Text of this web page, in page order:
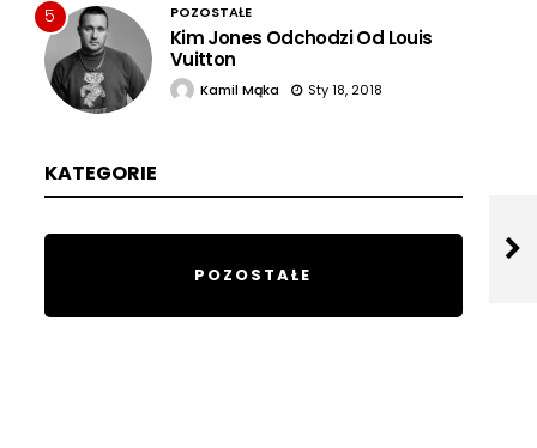
5 POZOSTAŁE
Kim Jones Odchodzi Od Louis
Vuitton
Kamil Mąka Sty 18, 2018
KATEGORIE
POZOSTAŁE